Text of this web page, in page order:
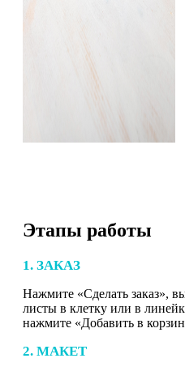
Этапы работы
1. ЗАКАЗ
Нажмите «Сделать заказ»,
листы в клетку или в
нажмите «Добавить в
2. МАКЕТ